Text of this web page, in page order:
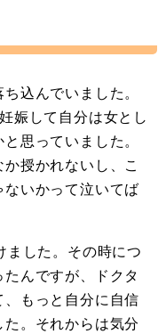
込んでいました。
娠して自分は女とし
思っていました。
授かれないし、こ
いかって泣いてば
ました。その時につ
んですが、ドクタ
もっと自分に自信
。それからは気分